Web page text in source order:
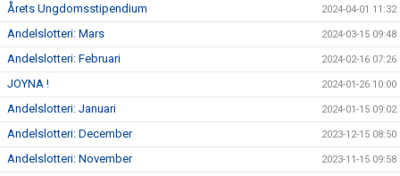
Årets Ungdomsstipendium 2024-04-01 11:32
Andelslotteri: Mars 2024-03-15 09:48
Andelslotteri: Februari 2024-02-16 07:26
JOYNA ! 2024-01-26 10:00
Andelslotteri: Januari 2024-01-15 09:02
Andelslotteri: December 2023-12-15 08:50
Andelslotteri: November 2023-11-15 09:58